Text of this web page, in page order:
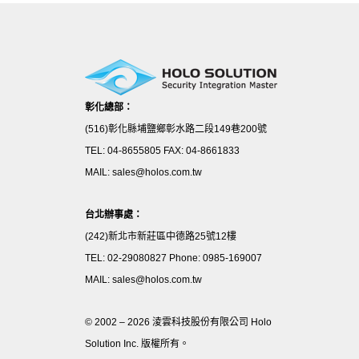
彰化總部：
(516)彰化縣埔鹽鄉彰水路二段149巷200號
TEL: 04-8655805 FAX: 04-8661833
MAIL: sales@holos.com.tw
台北辦事處：
(242)新北市新莊區中德路25號12樓
TEL: 02-29080827 Phone: 0985-169007
MAIL: sales@holos.com.tw
© 2002 – 2026 淩雲科技股份有限公司 Holo
Solution Inc. 版權所有。